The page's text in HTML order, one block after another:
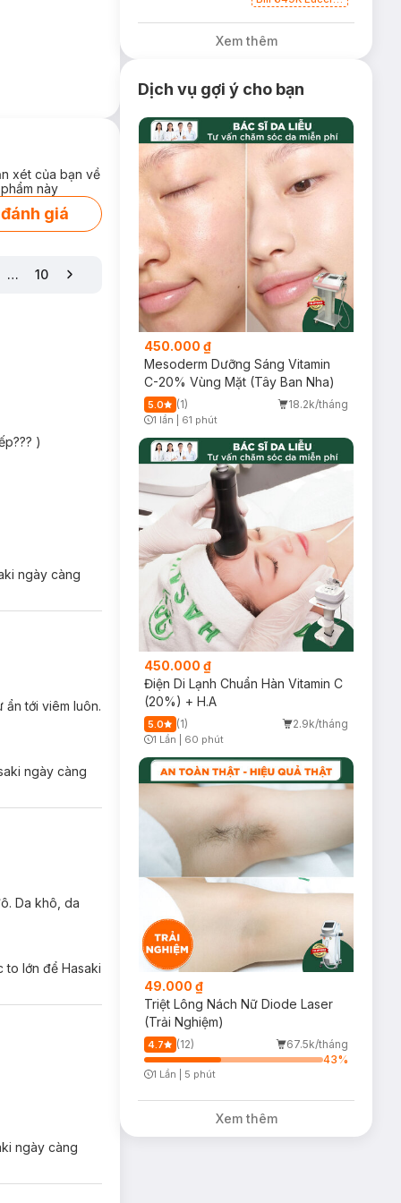
xét của bạn về
này
giá
… 10
)
ngày càng
ẩn tới viêm luôn.
ngày càng
Da khô, da
to lớn để Hasaki
ngày càng
30ml trị giá 350K
Xem thêm
Dịch vụ gợi ý cho bạn
450.000 ₫
Mesoderm Dưỡng Sáng Vitamin
C-20% Vùng Mặt (Tây Ban Nha)
5.0 (1) 18.2k/tháng
Timer Gray Icon
1 lần 61 phút
450.000 ₫
Điện Di Lạnh Chuẩn Hàn Vitamin C
(20%) + H.A
5.0 (1) 2.9k/tháng
1 Lần 60 phút
49.000 ₫
Triệt Lông Nách Nữ Diode Laser
(Trải Nghiệm)
4.7 (12)
67.5k/tháng
43%
1 Lần 5 phút
Xem thêm